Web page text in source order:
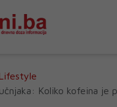
Lifestyle
Koliko kofeina je